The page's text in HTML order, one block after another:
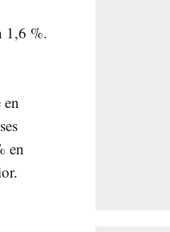
1,6 %.
en